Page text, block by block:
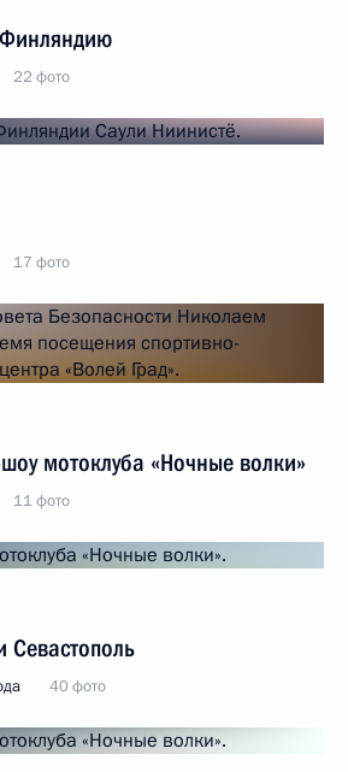
22 фото
17 фото
мотоклуба «Ночные волки»
11 фото
40 фото